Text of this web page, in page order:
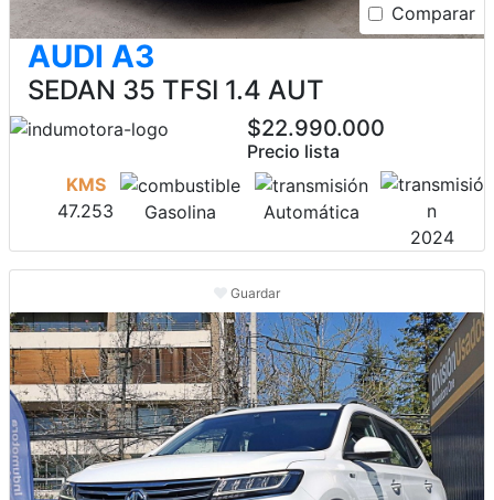
Comparar
AUDI A3
SEDAN 35 TFSI 1.4 AUT
$22.990.000
Precio lista
KMS
47.253
Gasolina
Automática
2024
Guardar